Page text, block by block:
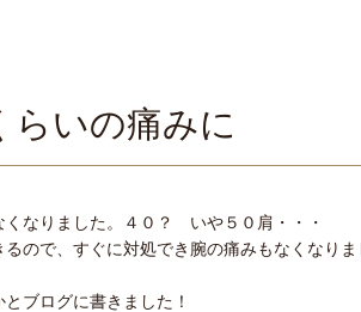
らいの痛みに
なりました。４０？ いや５０肩・・・
ので、すぐに対処でき腕の痛みもなくなり
ブログに書きました！